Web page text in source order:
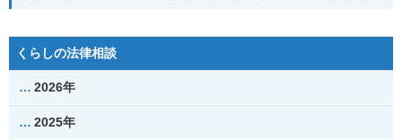
くらしの法律相談
2026年
2025年